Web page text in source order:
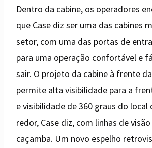
Dentro da cabine, os operadores
que Case diz ser uma das cabines
setor, com uma das portas de
para uma operação confortável e
sair. O projeto da cabine à frente
permite alta visibilidade para a
e visibilidade de 360 ​​graus do local
redor, Case diz, com linhas de
caçamba. Um novo espelho